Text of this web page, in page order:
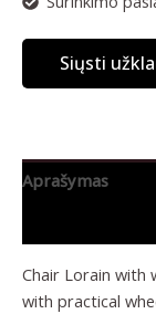
Siųsti
Aprašymas
Chair Lorain with
with practical